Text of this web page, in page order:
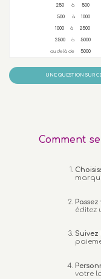
250 à 500
500à 1000
1000 à 2500
2500 à 5000
au delà de 5000
UNE QUESTION SUR
Comment
Passez
éditez
Suivez
votre